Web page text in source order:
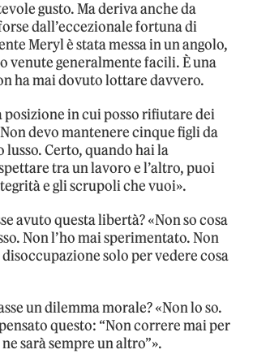
gusto. Ma deriva anche da
dall’eccezionale fortuna di
Meryl è stata messa in un angolo,
venute generalmente facili. È una
ha mai dovuto lottare davvero.
posizione in cui posso rifiutare dei
devo mantenere cinque figli da
lusso. Certo, quando hai la
tra un lavoro e l’altro, puoi
e gli scrupoli che vuoi».
avuto questa libertà? «Non so cosa
Non l’ho mai sperimentato. Non
solo per vedere cosa
un dilemma morale? «Non lo so.
questo: “Non correre mai per
sarà sempre un altro”».